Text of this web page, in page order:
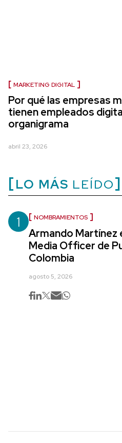
MARKETING DIGITAL
Por qué las empresas
tienen empleados
organigrama
abril 23, 2026
LO MÁS LEÍDO
1 NOMBRAMIENTOS
Armando Martínez
Media Officer de
Colombia
agosto 5, 2026